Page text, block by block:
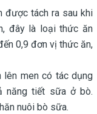
được tách ra sau khi
đây là loại thức ăn
0,9 đơn vị thức ăn,
lên men có tác dụng
năng tiết sữa ở bò.
nuôi bò sữa.